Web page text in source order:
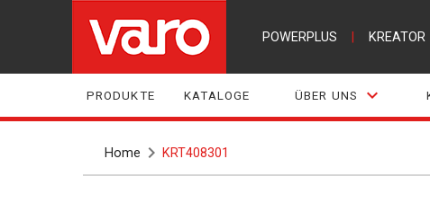
POWERPLUS KREATOR
PRODUKTE KATALOGE ÜBER UNS
Home KRT408301